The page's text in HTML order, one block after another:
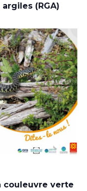
(RGA)
couleuvre verte